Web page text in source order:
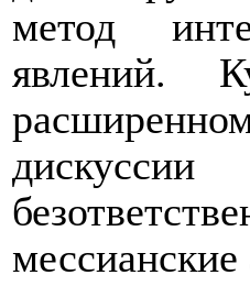
метод
явлений.